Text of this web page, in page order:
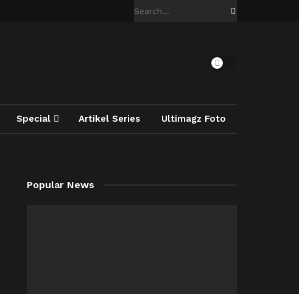
Special Artikel Series Ultimagz Foto
Popular News